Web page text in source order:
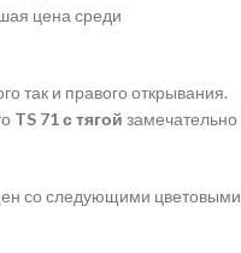
цена среди
так и правого открывания.
TS 71 с тягой замечательно
со следующими цветовыми